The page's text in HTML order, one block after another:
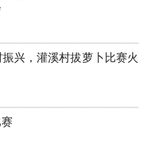
兴，灌溪村拔萝卜比赛火